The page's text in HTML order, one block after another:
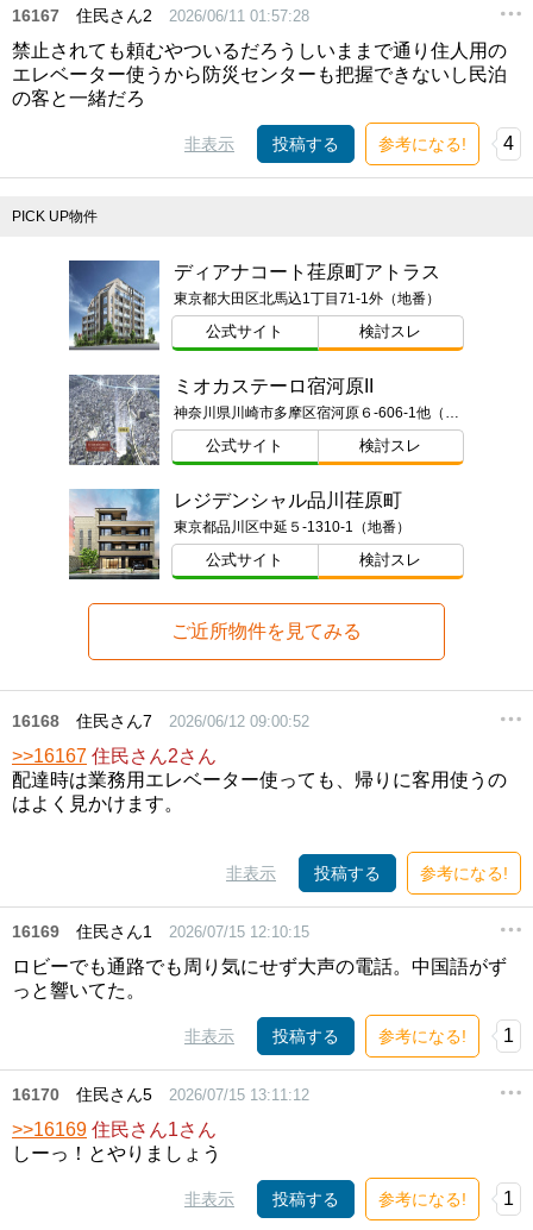
16167 住民さん2 2026/06/11 01:57:28
禁止されても頼むやついるだろうしいままで通り住人用の
エレベーター使うから防災センターも把握できないし民泊
の客と一緒だろ
非表示 投稿する 参考になる! 4
PICK UP物件
ディアナコート荏原町アトラス
東京都大田区北馬込1丁目71-1外（地番）
公式サイト 検討スレ
ミオカステーロ宿河原II
神奈川県川崎市多摩区宿河原６-606-1他（地番）
公式サイト 検討スレ
レジデンシャル品川荏原町
東京都品川区中延５-1310-1（地番）
公式サイト 検討スレ
ご近所物件を見てみる
16168 住民さん7 2026/06/12 09:00:52
>>16167 住民さん2さん
配達時は業務用エレベーター使っても、帰りに客用使うの
はよく見かけます。
非表示 投稿する 参考になる!
16169 住民さん1 2026/07/15 12:10:15
ロビーでも通路でも周り気にせず大声の電話。中国語がず
っと響いてた。
非表示 投稿する 参考になる! 1
16170 住民さん5 2026/07/15 13:11:12
>>16169 住民さん1さん
しーっ！とやりましょう
非表示 投稿する 参考になる! 1